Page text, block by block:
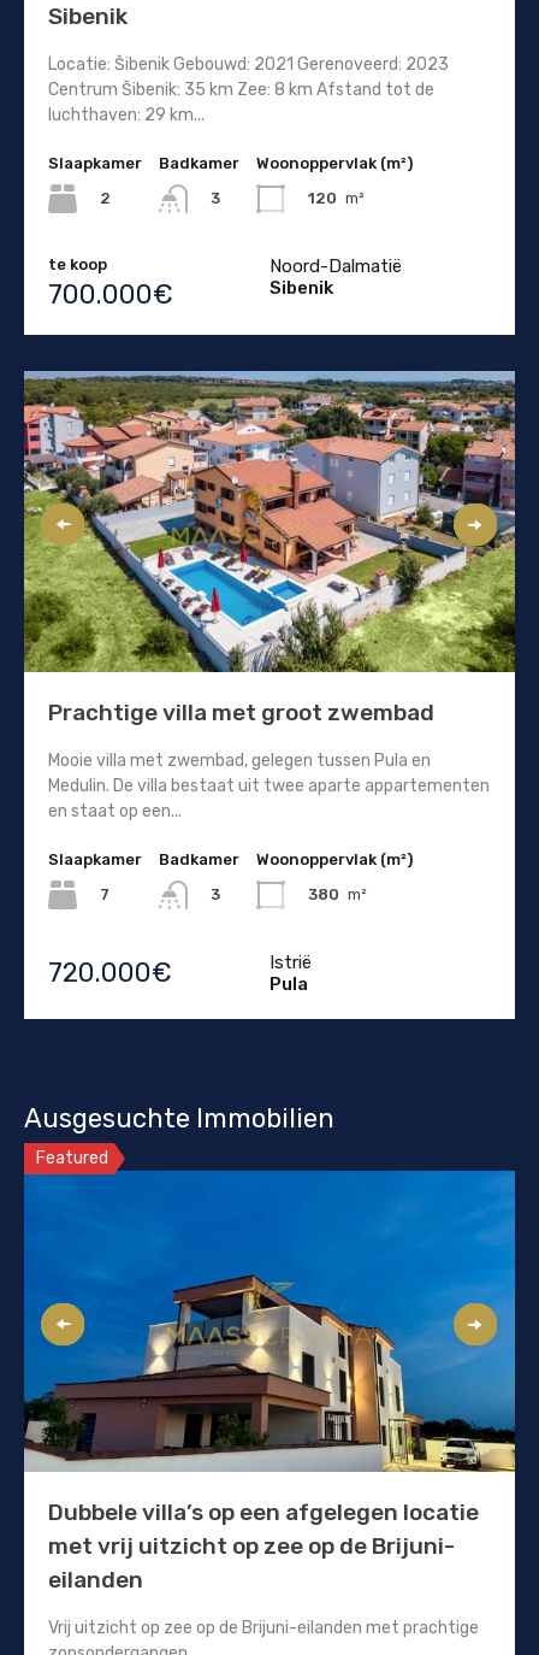
Sibenik
Locatie: Šibenik Gebouwd: 2021 Gerenoveerd: 2023
Centrum Šibenik: 35 km Zee: 8 km Afstand tot de
luchthaven: 29 km...
Slaapkamer
2
Badkamer
3
Woonoppervlak (m²)
120 m²
te koop
700.000€
Noord-Dalmatië
Sibenik
Prachtige villa met groot zwembad
Mooie villa met zwembad, gelegen tussen Pula en
Medulin. De villa bestaat uit twee aparte appartementen
en staat op een...
Slaapkamer
7
Badkamer
3
Woonoppervlak (m²)
380 m²
720.000€
Istrië
Pula
Ausgesuchte Immobilien
Featured
Dubbele villa’s op een afgelegen locatie
met vrij uitzicht op zee op de Brijuni-
eilanden
Vrij uitzicht op zee op de Brijuni-eilanden met prachtige